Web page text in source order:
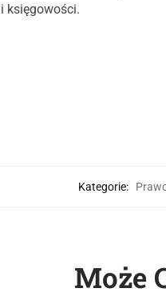
księgowości.
Kategorie:
Może